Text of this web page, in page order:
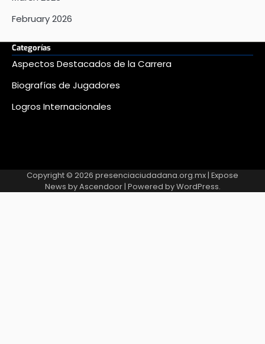
February 2026
Categorías
Aspectos Destacados de la Carrera
Biografías de Jugadores
Logros Internacionales
Copyright © 2026 presenciaciudadana.org.mx| Expose
News byAscendoor| Powered byWordPress.